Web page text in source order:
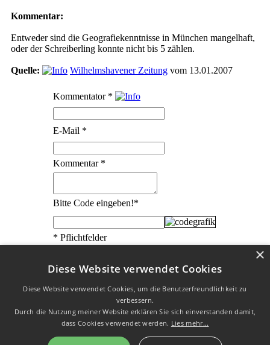
Kommentar:
Entweder sind die Geografiekenntnisse in München mangelhaft,
oder der Schreiberling konnte nicht bis 5 zählen.
Quelle: Wilhelmshavener Zeitung vom 13.01.2007
Kommentator *
E-Mail *
Kommentar *
Bitte Code eingeben!*
* Pflichtfelder
W3C CSS √| Letzte Aktualisierung am
07.11.2023
|Impressum| Copyright © 2003 - 2026 by Uli
Kontakt
Diese Website verwendet Cookies
Diese Website verwendet Cookies, um die Benutzerfreundlichkeit zu
verbessern.
Durch die Nutzung meiner Website erklären Sie sich einverstanden damit,
dass Cookies verwendet werden. Lies mehr...
×